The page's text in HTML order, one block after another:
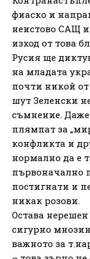
фиаско и
неистово САЩ
изход от това
Русия ще
на младата
почти никой
шут Зеленски
съмнение. Даже
плямпат за
конфликта и
нормално да е
първоначално
постигнати и
никак розови.
Остава нерешен
сигурно
важното за